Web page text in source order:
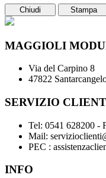
Chiudi Stampa
MAGGIOLI
Via del Carpino 8
47822
SERVIZIO
Tel: 0541 628200 -
Mail:
PEC :
INFO